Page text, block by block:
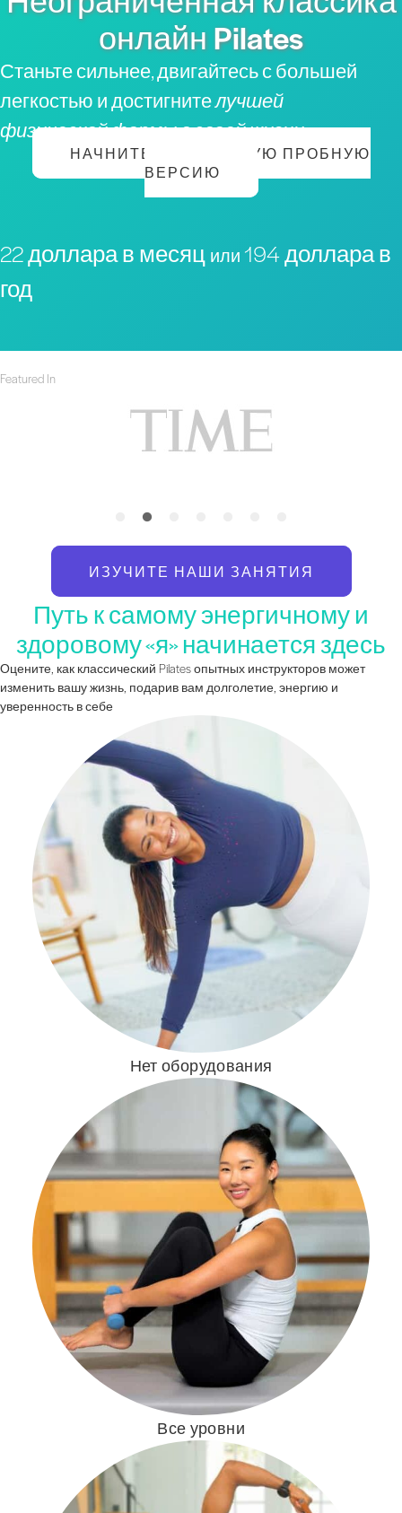
онлайн Pilates
Станьте сильнее, двигайтесь с большей
легкостью и достигнителучшей
физической формы в своей жизни
НАЧНИТЕ БЕСПЛАТНУЮ ПРОБНУЮ
ВЕРСИЮ
22 доллара в месяц или 194 доллара в
год
Featured In
ИЗУЧИТЕ НАШИ ЗАНЯТИЯ
Путь к самому энергичному и
здоровому «я» начинается здесь
Оцените, как классический Pilates опытных инструкторов может
изменить вашу жизнь, подарив вам долголетие, энергию и
уверенность в себе
Нет оборудования
Все уровни